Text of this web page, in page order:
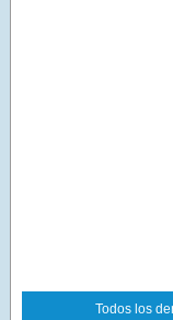
Todos los